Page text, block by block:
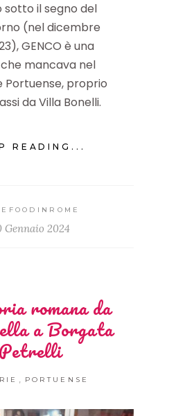
il segno del
(nel dicembre
GENCO è una
mancava nel
Portuense, proprio
da Villa Bonelli.
READING...
Gennaio 2024
romana da
a Borgata
Petrelli
PORTUENSE